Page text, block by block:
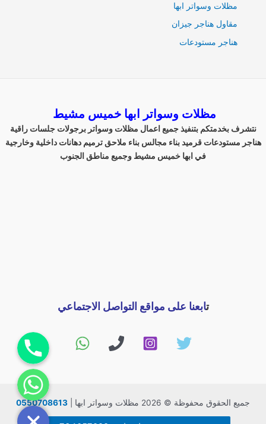
مظلات وسواتر ابها
مقاول هناجر جيزان
هناجر مستودعات
مظلات وسواتر ابها خميس مشيط
نتشرف بخدمتكم بتنفيذ جميع اعمال مظلات وسواتر برجولات جلسات راقية
هناجر مستودعات قرميد بناء مجالس بناء ملاحق ترميم دهانات داخلية وخارجية
في ابها خميس مشيط وجميع مناطق الجنوب
تابعنا على مواقع التواصل الاجتماعي
جميع الحقوق محفوظة © 2026 مظلات وسواتر ابها | 0550708613
راسلنا